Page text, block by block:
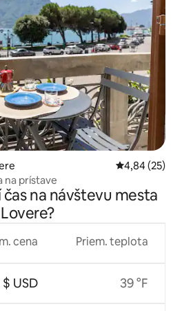
Priemerné
4,84 (25)
na prístave
na návštevu mesta
Lovere?
cena
USD
Priem. teplota
39 °F